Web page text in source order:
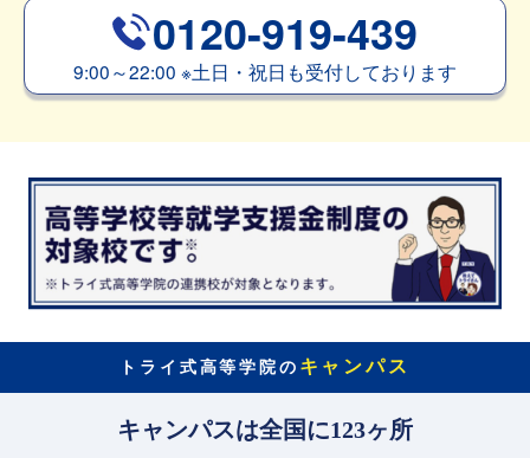
0120-919-439
9:00～22:00 ※土日・祝日も受付しております
トライ式高等学院の キャンパス
キャンパスは全国に123ヶ所